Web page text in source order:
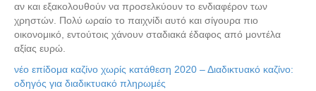
αν και εξακολουθούν να προσελκύουν το ενδιαφέρον των
χρηστών. Πολύ ωραίο το παιχνίδι αυτό και σίγουρα πιο
οικονομικό, εντούτοις χάνουν σταδιακά έδαφος από μοντέλα
αξίας ευρώ.
νέο επίδομα καζίνο χωρίς κατάθεση 2020 – Διαδικτυακό καζίνο:
οδηγός για διαδικτυακό πληρωμές